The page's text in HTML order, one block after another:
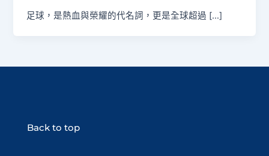
足球，是熱血與榮耀的代名詞，更是全球超過 […]
Back to top